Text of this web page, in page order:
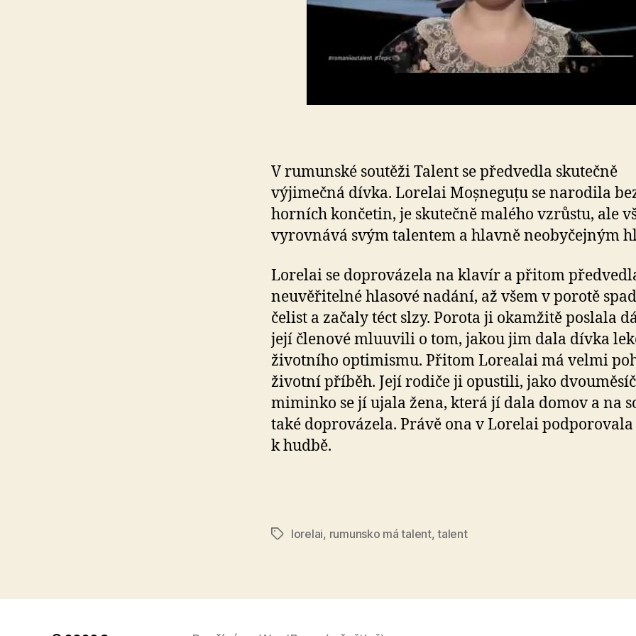
V rumunské soutěži Talent se předvedla skutečně
výjimečná dívka. Lorelai Moșneguțu se narodila
horních končetin, je skutečně malého vzrůstu, ale
vyrovnává svým talentem a hlavně neobyčejným
Lorelai se doprovázela na klavír a přitom
neuvěřitelné hlasové nadání, až všem v porotě
čelist a začaly téct slzy. Porota ji okamžitě poslala
její členové mluuvili o tom, jakou jim dala dívka
životního optimismu. Přitom Lorealai má velmi
životní příběh. Její rodiče ji opustili, jako
miminko se jí ujala žena, která jí dala domov a na
také doprovázela. Právě ona v Lorelai
k hudbě.
Štítkylorelai, rumunsko má talent,talent